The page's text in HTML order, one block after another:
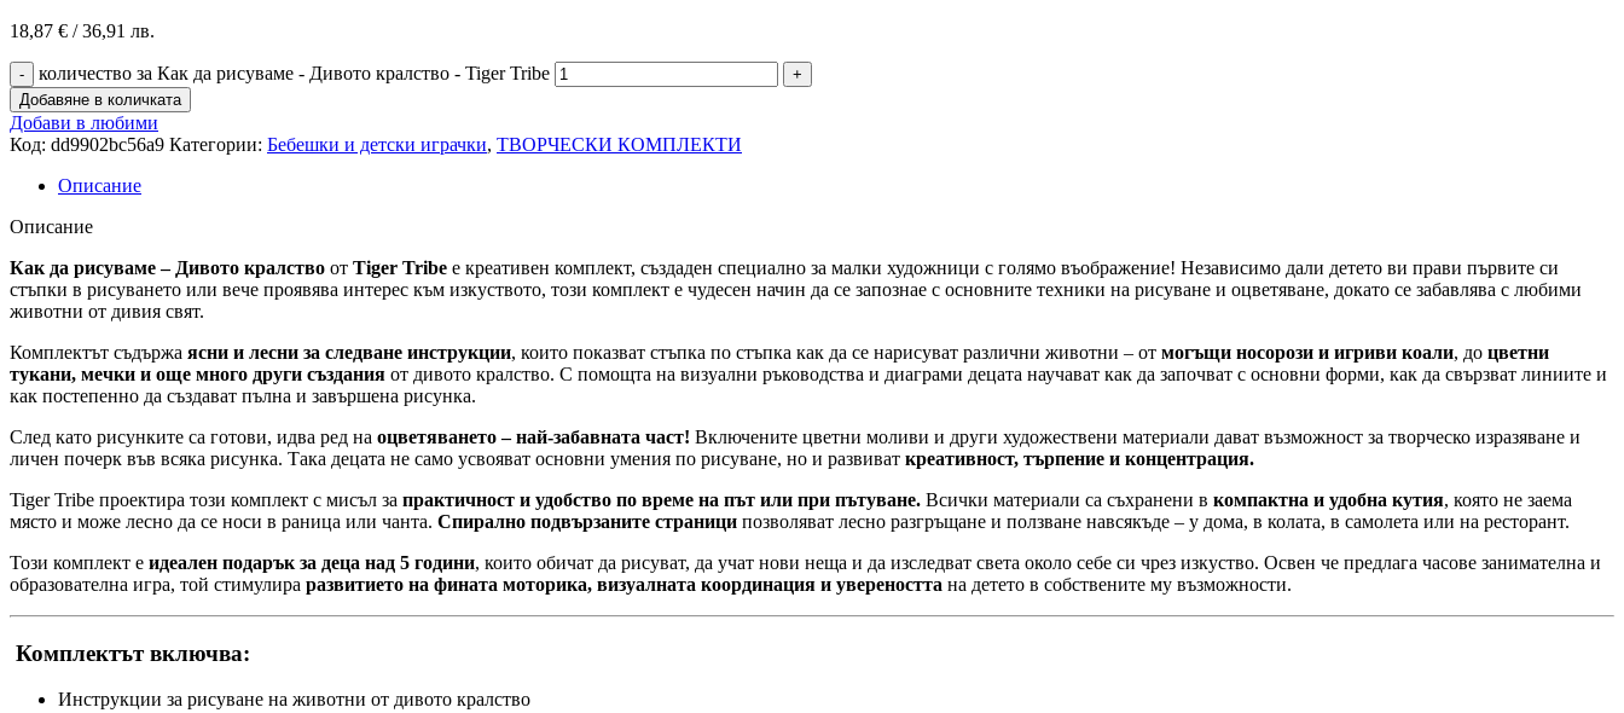
18,87 € / 36,91 лв.
количество за Как да рисуваме - Дивото кралство - Tiger Tribe
Добавяне в количката
Добави в любими
Код: dd9902bc56a9 Категории: Бебешки и детски играчки, ТВОРЧЕСКИ КОМПЛЕКТИ
Описание
Описание
Как да рисуваме – Дивото кралство от Tiger Tribe е креативен комплект, създаден специално за малки художници с голямо въображение! Независимо дали детето ви прави първите си
стъпки в рисуването или вече проявява интерес към изкуството, този комплект е чудесен начин да се запознае с основните техники на рисуване и оцветяване, докато се забавлява с любими
животни от дивия свят.
Комплектът съдържа ясни и лесни за следване инструкции, които показват стъпка по стъпка как да се нарисуват различни животни – от могъщи носорози и игриви коали, до цветни
тукани, мечки и още много други създания от дивото кралство. С помощта на визуални ръководства и диаграми децата научават как да започват с основни форми, как да свързват линиите и
как постепенно да създават пълна и завършена рисунка.
След като рисунките са готови, идва ред на оцветяването – най-забавната част! Включените цветни моливи и други художествени материали дават възможност за творческо изразяване и
личен почерк във всяка рисунка. Така децата не само усвояват основни умения по рисуване, но и развиват креативност, търпение и концентрация.
Tiger Tribe проектира този комплект с мисъл за практичност и удобство по време на път или при пътуване. Всички материали са съхранени в компактна и удобна кутия, която не заема
място и може лесно да се носи в раница или чанта. Спирално подвързаните страници позволяват лесно разгръщане и ползване навсякъде – у дома, в колата, в самолета или на ресторант.
Този комплект е идеален подарък за деца над 5 години, които обичат да рисуват, да учат нови неща и да изследват света около себе си чрез изкуство. Освен че предлага часове занимателна и
образователна игра, той стимулира развитието на фината моторика, визуалната координация и увереността на детето в собствените му възможности.
Комплектът включва:
Инструкции за рисуване на животни от дивото кралство